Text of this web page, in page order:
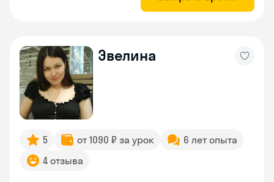
Эвелина
5 от 1090 ₽ за урок
6 лет опыта
4 отзыва